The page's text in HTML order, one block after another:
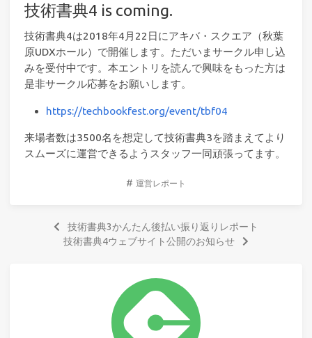
技術書典4 is coming.
技術書典4は2018年4月22日にアキバ・スクエア（秋葉
原UDXホール）で開催します。ただいまサークル申し込
みを受付中です。本エントリを読んで興味をもった方は
是非サークル応募をお願いします。
https://techbookfest.org/event/tbf04
来場者数は3500名を想定して技術書典3を踏まえてより
スムーズに運営できるようスタッフ一同頑張ってます。
# 運営レポート
技術書典3かんたん後払い振り返りレポート
技術書典4ウェブサイト公開のお知らせ